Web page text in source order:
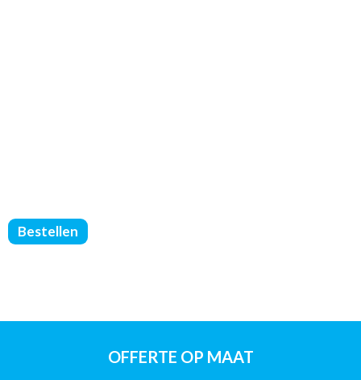
Brochures
Geniet
Bestellen
OFFERTE OP MAAT